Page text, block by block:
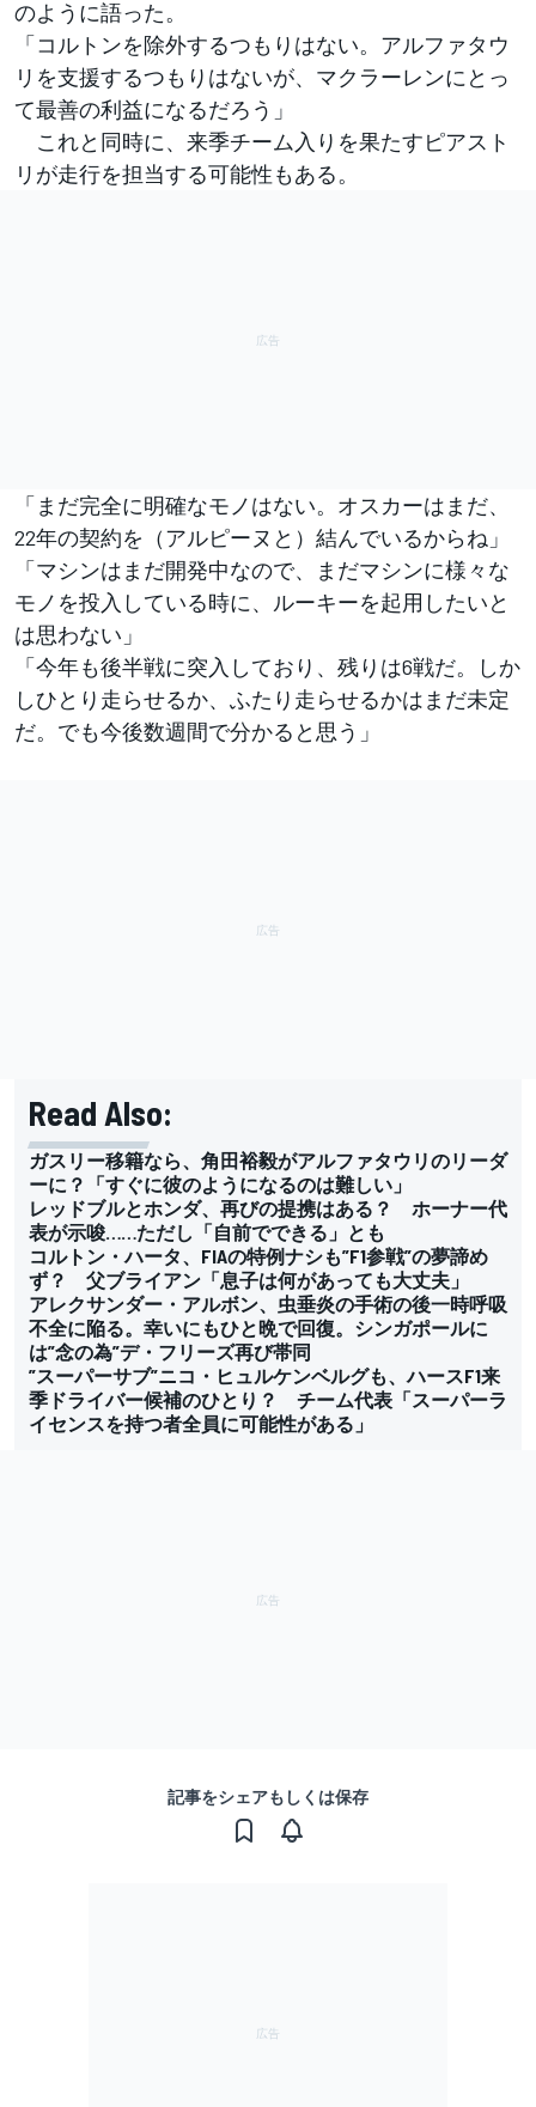
のように語った。
「コルトンを除外するつもりはない。アルファタウ
リを支援するつもりはないが、マクラーレンにとっ
て最善の利益になるだろう」
これと同時に、来季チーム入りを果たすピアスト
リが走行を担当する可能性もある。
「まだ完全に明確なモノはない。オスカーはまだ、
22年の契約を（アルピーヌと）結んでいるからね」
「マシンはまだ開発中なので、まだマシンに様々な
モノを投入している時に、ルーキーを起用したいと
は思わない」
「今年も後半戦に突入しており、残りは6戦だ。しか
しひとり走らせるか、ふたり走らせるかはまだ未定
だ。でも今後数週間で分かると思う」
Read Also:
ガスリー移籍なら、角田裕毅がアルファタウリのリーダ
ーに？「すぐに彼のようになるのは難しい」
レッドブルとホンダ、再びの提携はある？ ホーナー代
表が示唆……ただし「自前でできる」とも
コルトン・ハータ、FIAの特例ナシも”F1参戦”の夢諦め
ず？ 父ブライアン「息子は何があっても大丈夫」
アレクサンダー・アルボン、虫垂炎の手術の後一時呼吸
不全に陥る。幸いにもひと晩で回復。シンガポールに
は”念の為”デ・フリーズ再び帯同
”スーパーサブ”ニコ・ヒュルケンベルグも、ハースF1来
季ドライバー候補のひとり？ チーム代表「スーパーラ
イセンスを持つ者全員に可能性がある」
記事をシェアもしくは保存